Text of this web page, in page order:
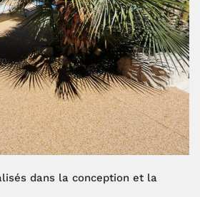
dans la conception et la